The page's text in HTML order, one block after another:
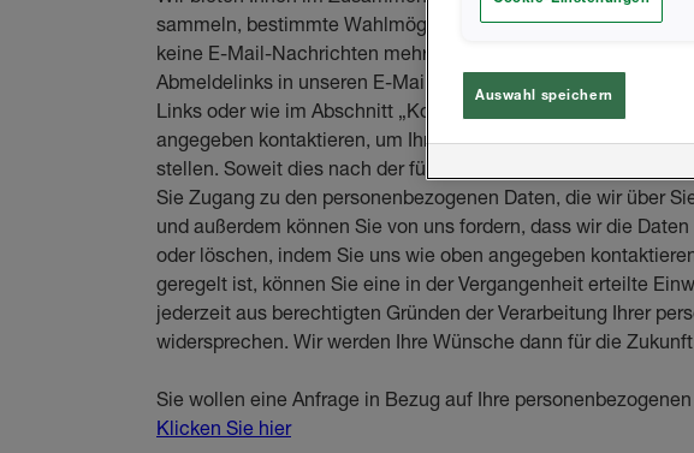
sammeln, bestimmte Wahlmöglichkeiten. Sie können sich
keine E-Mail-Nachrichten mehr zu erhalten. Klicken Sie dafür
Abmeldelinks in unseren E-Mails. Außerdem können Sie uns
Links oder wie im Abschnitt „Kontaktaufnahme“ der Online-
angegeben kontaktieren, um Ihre Einstellungen zu
stellen. Soweit dies nach der für Sie geltenden Rechtsordnung
Sie Zugang zu den personenbezogenen Daten, die wir über
und außerdem können Sie von uns fordern, dass wir die
oder löschen, indem Sie uns wie oben angegeben
geregelt ist, können Sie eine in der Vergangenheit erteilte
jederzeit aus berechtigten Gründen der Verarbeitung Ihrer
widersprechen. Wir werden Ihre Wünsche dann für die
Sie wollen eine Anfrage in Bezug auf Ihre
Klicken Sie hier
Auswahl speichern